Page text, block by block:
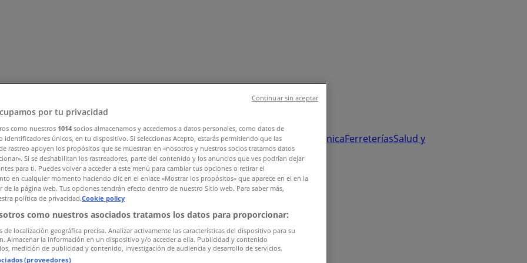
Zapatos y AccesoriosEl Regreso A ClasesHogarFarmacias y Salud ElectrónicaFerreteríasSalud y
y PapeleríasOcioNiñosViajes y EntretenimientoÓpticas
por tu privacidad
como nuestros 1014 socios almacenamos y accedemos a datos personales, como datos de
identificadores únicos, en tu dispositivo. Si seleccionas Acepto, estarás permitiendo que las
rastreo apoyen los propósitos que se muestran en «nosotros y nuestros socios tratamos datos
Si se deshabilitan los rastreadores, parte del contenido y los anuncios que ves podrían dejar
para ti. Puedes volver a acceder a este menú para cambiar tus opciones o retirar el
en cualquier momento haciendo clic en el enlace «Mostrar los propósitos» que aparece en el en la
de la página web. Tus opciones tendrán efecto dentro de nuestro Sitio web. Para saber más,
política de privacidad.Cookie policy
como nuestros asociados tratamos los datos para proporcionar:
de localización geográfica precisa. Analizar activamente las características del dispositivo para su
Almacenar la información en un dispositivo y/o acceder a ella. Publicidad y contenido
medición de publicidad y contenido, investigación de audiencia y desarrollo de servicios.
(proveedores)
Continuar sin aceptar